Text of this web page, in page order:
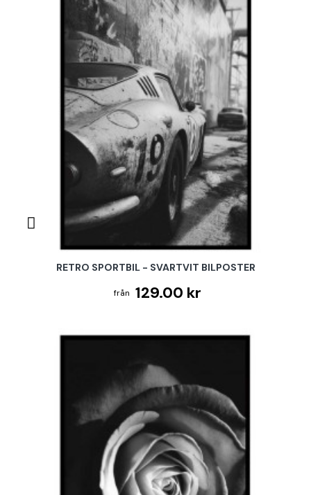
RETRO SPORTBIL - SVARTVIT BILPOSTER
129.00 kr